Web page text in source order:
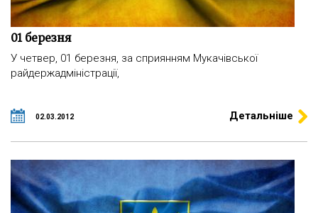
01 березня
У четвер, 01 березня, за сприянням Мукачівської
райдержадміністрації,
02.03.2012 Детальніше